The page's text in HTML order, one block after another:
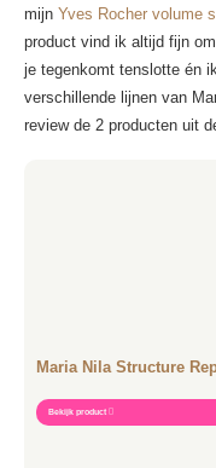
mijn Yves Rocher volume
product vind ik altijd fijn
je tegenkomt tenslotte én
verschillende lijnen van
review de 2 producten uit
Maria Nila Structure
Bekijk product 